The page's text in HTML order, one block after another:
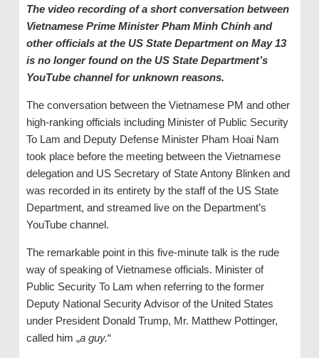
The video recording of a short conversation between
Vietnamese Prime Minister Pham Minh Chinh and
other officials at the US State Department on May 13
is no longer found on the US State Department’s
YouTube channel for unknown reasons.
The conversation between the Vietnamese PM and other
high-ranking officials including Minister of Public Security
To Lam and Deputy Defense Minister Pham Hoai Nam
took place before the meeting between the Vietnamese
delegation and US Secretary of State Antony Blinken and
was recorded in its entirety by the staff of the US State
Department, and streamed live on the Department’s
YouTube channel.
The remarkable point in this five-minute talk is the rude
way of speaking of Vietnamese officials. Minister of
Public Security To Lam when referring to the former
Deputy National Security Advisor of the United States
under President Donald Trump, Mr. Matthew Pottinger,
called him „a guy.“